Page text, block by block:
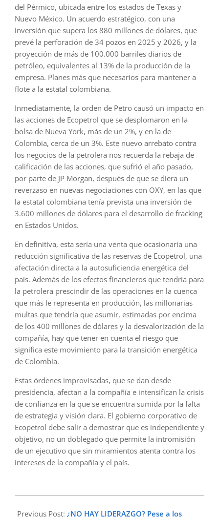
del Pérmico, ubicada entre los estados de Texas y
Nuevo México. Un acuerdo estratégico, con una
inversión que supera los 880 millones de dólares, que
prevé la perforación de 34 pozos en 2025 y 2026, y la
proyección de más de 100.000 barriles diarios de
petróleo, equivalentes al 13% de la producción de la
empresa. Planes más que necesarios para mantener a
flote a la estatal colombiana.
Inmediatamente, la orden de Petro causó un impacto en
las acciones de Ecopetrol que se desplomaron en la
bolsa de Nueva York, más de un 2%, y en la de
Colombia, cerca de un 3%. Este nuevo arrebato contra
los negocios de la petrolera nos recuerda la rebaja de
calificación de las acciones, que sufrió el año pasado,
por parte de JP Morgan, después de que se diera un
reverzaso en nuevas negociaciones con OXY, en las que
la estatal colombiana tenía prevista una inversión de
3.600 millones de dólares para el desarrollo de fracking
en Estados Unidos.
En definitiva, esta sería una venta que ocasionaría una
reducción significativa de las reservas de Ecopetrol, una
afectación directa a la autosuficiencia energética del
país. Además de los efectos financieros que tendría para
la petrolera prescindir de las operaciones en la cuenca
que más le representa en producción, las millonarias
multas que tendría que asumir, estimadas por encima
de los 400 millones de dólares y la desvalorización de la
compañía, hay que tener en cuenta el riesgo que
significa este movimiento para la transición energética
de Colombia.
Estas órdenes improvisadas, que se dan desde
presidencia, afectan a la compañía e intensifican la crisis
de confianza en la que se encuentra sumida por la falta
de estrategia y visión clara. El gobierno corporativo de
Ecopetrol debe salir a demostrar que es independiente y
objetivo, no un doblegado que permite la intromisión
de un ejecutivo que sin miramientos atenta contra los
intereses de la compañía y el país.
02-
Previous Post: ¿NO HAY LIDERAZGO? Pese a los